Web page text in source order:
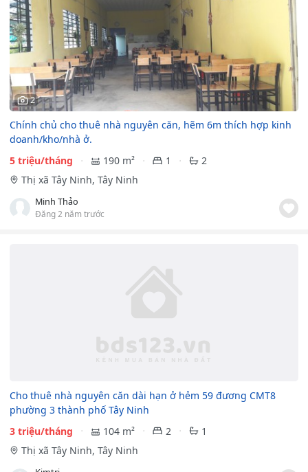
2
Chính chủ cho thuê nhà nguyên căn, hẽm 6m thích hợp kinh
doanh/kho/nhà ở.
5 triệu/tháng
190 m² 1
2
Thị xã Tây Ninh, Tây Ninh
Minh Thảo
Đăng 2 năm trước
Cho thuê nhà nguyên căn dài hạn ở hẻm 59 đương CMT8
phường 3 thành phố Tây Ninh
3 triệu/tháng
104 m² 2
1
Thị xã Tây Ninh, Tây Ninh